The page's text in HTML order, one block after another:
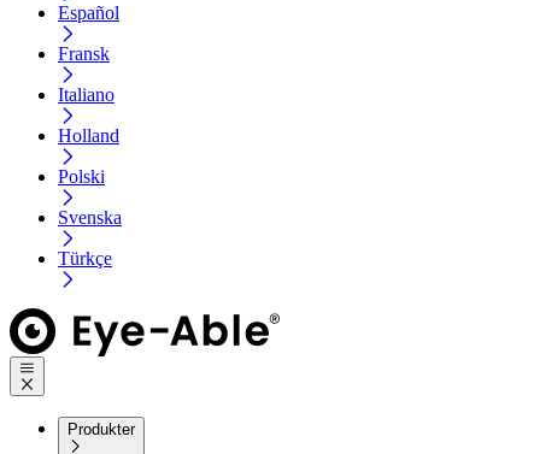
Español
Fransk
Italiano
Holland
Polski
Svenska
Türkçe
Produkter